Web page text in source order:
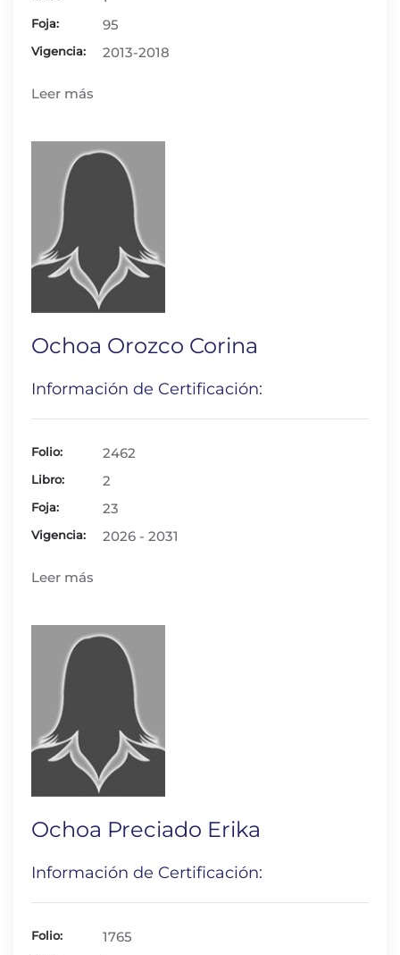
Foja: 95
Vigencia: 2013-2018
Leer más
Ochoa Orozco Corina
Información de Certificación:
Folio: 2462
Libro: 2
Foja: 23
Vigencia: 2026 - 2031
Leer más
Ochoa Preciado Erika
Información de Certificación:
Folio: 1765